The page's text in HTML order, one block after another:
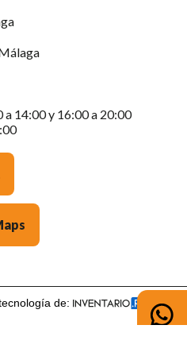
a 14:00 y 16:00 a 20:00
de: